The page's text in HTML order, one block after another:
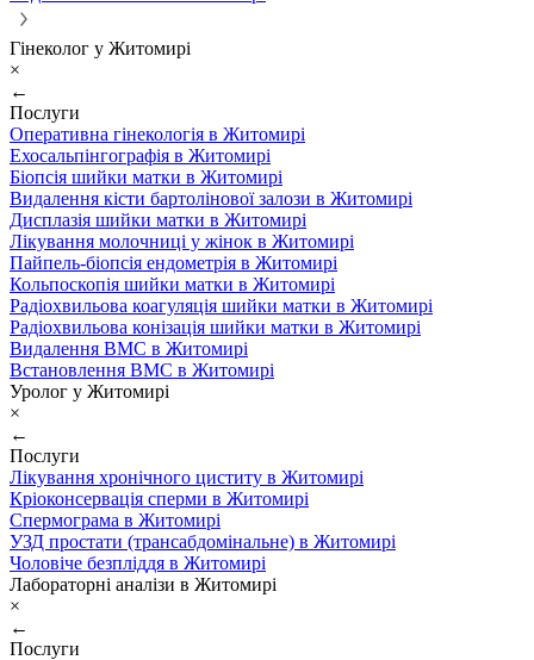
Гінеколог у Житомирі
×
←
Послуги
Оперативна гінекологія в Житомирі
Ехосальпінгографія в Житомирі
Біопсія шийки матки в Житомирі
Видалення кісти бартолінової залози в Житомирі
Дисплазія шийки матки в Житомирі
Лікування молочниці у жінок в Житомирі
Пайпель-біопсія ендометрія в Житомирі
Кольпоскопія шийки матки в Житомирі
Радіохвильова коагуляція шийки матки в Житомирі
Радіохвильова конізація шийки матки в Житомирі
Видалення ВМС в Житомирі
Встановлення ВМС в Житомирі
Уролог у Житомирі
×
←
Послуги
Лікування хронічного циститу в Житомирі
Кріоконсервація сперми в Житомирі
Спермограма в Житомирі
УЗД простати (трансабдомінальне) в Житомирі
Чоловіче безпліддя в Житомирі
Лабораторні аналізи в Житомирі
×
←
Послуги